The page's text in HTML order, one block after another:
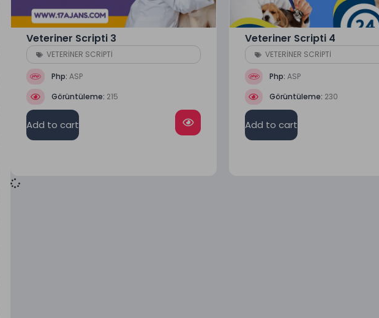
Veteriner Scripti 3
VETERİNER SCRİPTİ
Php: ASP
Görüntüleme: 215
Add to cart
Veteriner Scripti 4
VETERİNER SCRİPTİ
Php:ASP
Görüntüleme: 230
Add to cart